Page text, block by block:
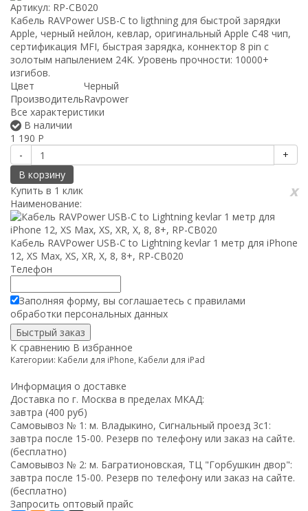
Артикул: RP-CB020
Кабель RAVPower USB-C to ligthning для быстрой зарядки
Apple, черный нейлон, кевлар, оригинальный Apple C48 чип,
сертификация MFI, быстрая зарядка, коннектор 8 pin с
золотым напылением 24K. Уровень прочности: 10000+
изгибов.
Цвет
Черный
ПроизводительRavpower
Все характеристики
В наличии
1 190 Р
-
+
В корзину
Купить в 1 клик
x
Наименование:
Кабель RAVPower USB-C to Lightning kevlar 1 метр для iPhone
12, XS Max, XS, XR, X, 8, 8+, RP-CB020
Телефон
Заполняя форму, вы соглашаетесь с правилами
обработки персональных данных
К сравнению В избранное
Категории: Кабели для iPhone Кабели для iPad
Информация о доставке
Доставка по г. Москва в пределах МКАД:
завтра (400 руб)
Самовывоз № 1: м. Владыкино, Сигнальный проезд 3с1:
завтра после 15-00. Резерв по телефону или заказ на сайте.
(бесплатно)
Самовывоз № 2: м. Багратионовская, ТЦ "Горбушкин двор":
завтра после 15-00. Резерв по телефону или заказ на сайте.
(бесплатно)
Запросить оптовый прайс